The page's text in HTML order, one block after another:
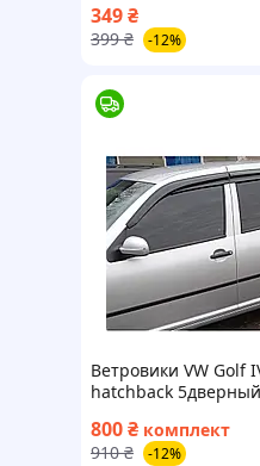
349₴
399 ₴ -12%
Ветровики VW Golf
hatchback
дефлекторы окон
800₴ комплект
910 ₴ -12%